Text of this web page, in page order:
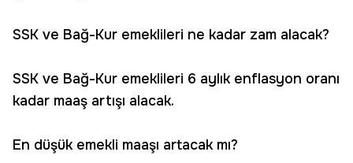
SSK ve Bağ-Kur emeklileri ne kadar zam alacak?
SSK ve Bağ-Kur emeklileri 6 aylık enflasyon oranı
kadar maaş artışı alacak.
En düşük emekli maaşı artacak mı?